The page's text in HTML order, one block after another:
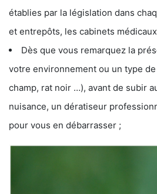
établies par la législation dans
et entrepôts, les cabinets
Dès que vous remarquez la
votre environnement ou un type de
champ, rat noir …), avant de subir
nuisance, un dératiseur
pour vous en débarrasser ;